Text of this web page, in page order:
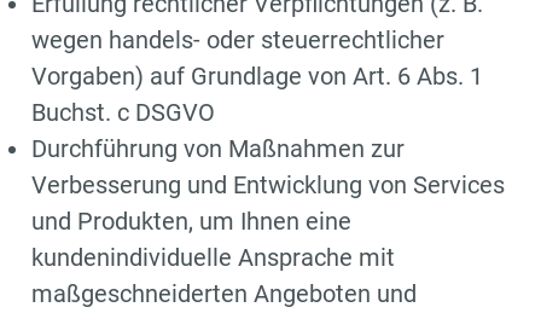
wegen handels- oder steuerrechtlicher
Vorgaben) auf Grundlage von Art. 6 Abs. 1
Buchst. c DSGVO
Durchführung von Maßnahmen zur
Verbesserung und Entwicklung von Services
und Produkten, um Ihnen eine
kundenindividuelle Ansprache mit
maßgeschneiderten Angeboten und